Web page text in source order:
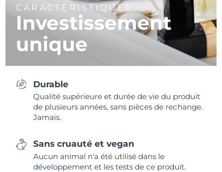
CARACTÉRISTIQUES
Investissement
unique
Durable
Qualité supérieure et durée de vie du produit
de plusieurs années, sans pièces de rechange.
Jamais.
Sans cruauté et vegan
Aucun animal n'a été utilisé dans le
développement et les tests de ce produit.